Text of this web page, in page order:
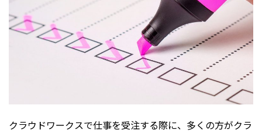
クラウドワークスで仕事を受注する際に、多くの方がクラ